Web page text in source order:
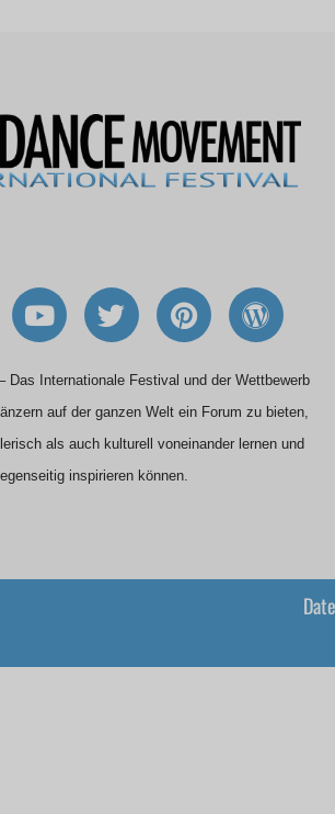
Y
o
u
t
u
b
e
T
w
i
t
t
e
r
P
i
n
t
e
r
e
s
W
o
r
d
p
r
Das Internationale Festival und der Wettbewerb
auf der ganzen Welt ein Forum zu bieten,
als auch kulturell voneinander lernen und
inspirieren können.